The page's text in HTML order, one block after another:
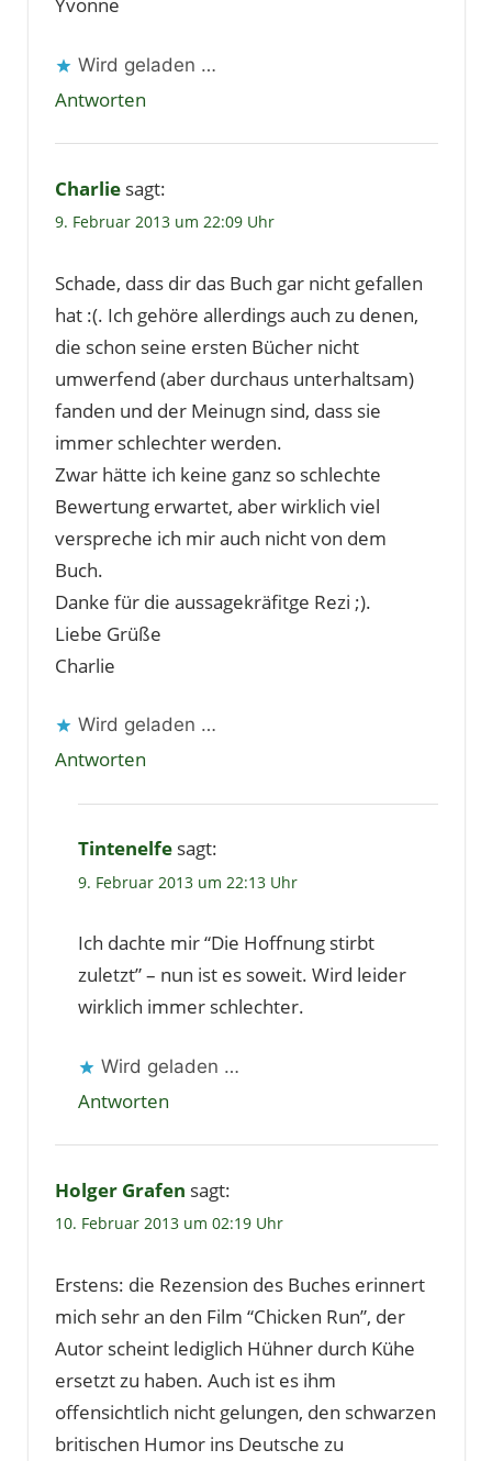
Yvonne
Wird geladen …
Antworten
Charlie sagt:
9. Februar 2013 um 22:09 Uhr
Schade, dass dir das Buch gar nicht gefallen
hat :(. Ich gehöre allerdings auch zu denen,
die schon seine ersten Bücher nicht
umwerfend (aber durchaus unterhaltsam)
fanden und der Meinugn sind, dass sie
immer schlechter werden.
Zwar hätte ich keine ganz so schlechte
Bewertung erwartet, aber wirklich viel
verspreche ich mir auch nicht von dem
Buch.
Danke für die aussagekräfitge Rezi ;).
Liebe Grüße
Charlie
Wird geladen …
Antworten
Tintenelfe sagt:
9. Februar 2013 um 22:13 Uhr
Ich dachte mir “Die Hoffnung stirbt
zuletzt” – nun ist es soweit. Wird leider
wirklich immer schlechter.
Wird geladen …
Antworten
Holger Grafen sagt:
10. Februar 2013 um 02:19 Uhr
Erstens: die Rezension des Buches erinnert
mich sehr an den Film “Chicken Run”, der
Autor scheint lediglich Hühner durch Kühe
ersetzt zu haben. Auch ist es ihm
offensichtlich nicht gelungen, den schwarzen
britischen Humor ins Deutsche zu